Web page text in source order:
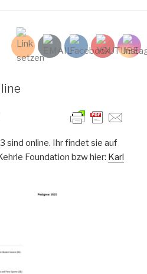
sind online. Ihr findet sie auf
Foundation bzw hier: Karl